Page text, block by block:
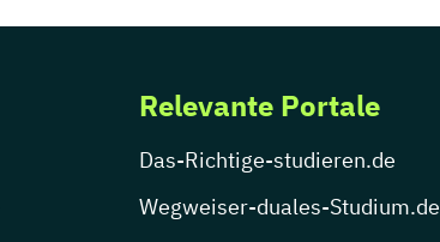
Relevante Portale
Das-Richtige-studieren.de
Wegweiser-duales-Studium.de